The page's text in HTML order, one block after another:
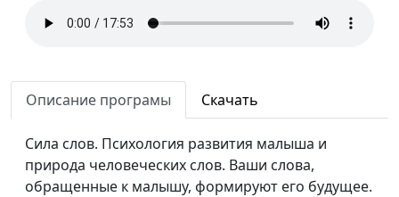
Описание програмы Скачать
Сила слов. Психология развития малыша и
природа человеческих слов. Ваши слова,
обращенные к малышу, формируют его будущее.
психолог
соблюдать личные
границы
психолог
Что делать с ленью и
выгоранием
Юлия Синицына,
Айгуль Иншакова,
психолог